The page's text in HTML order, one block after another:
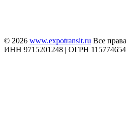
© 2026 www.expotransit.ru Все
ИНН 9715201248 | ОГРН